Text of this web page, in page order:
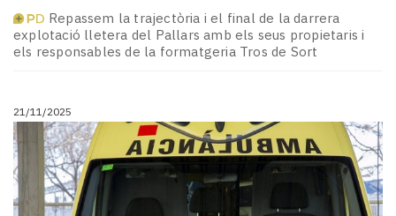
la
teva!
newsletter
del
Pallars
Contingut
patrocinat
Repassem la trajectòria i el final de la darrera
explotació lletera del Pallars amb els seus propietaris i
els responsables de la formatgeria Tros de Sort
21/11/2025